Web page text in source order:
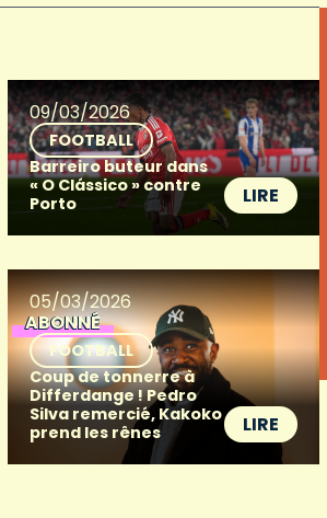
09/03/2026
FOOTBALL
Barreiro buteur dans
« O Clássico » contre
Porto
LIRE
05/03/2026
ABONNÉ
FOOTBALL
Coup de tonnerre à
Differdange ! Pedro
Silva remercié, Kakoko
prend les rênes
LIRE